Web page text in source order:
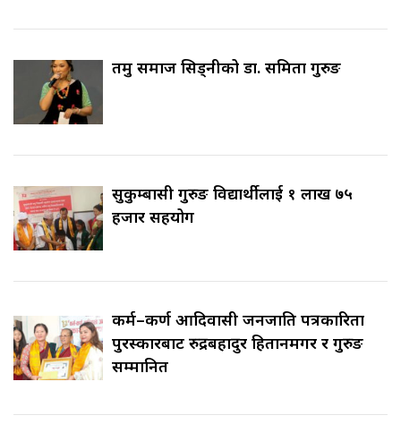
तमु समाज सिड्नीको डा. समिता गुरुङ
सुकुम्बासी गुरुङ विद्यार्थीलाई १ लाख ७५
हजार सहयोग
कर्म–कर्ण आदिवासी जनजाति पत्रकारिता
पुरस्कारबाट रुद्रबहादुर हितानमगर र गुरुङ
सम्मानित